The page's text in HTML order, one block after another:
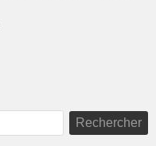
Rechercher